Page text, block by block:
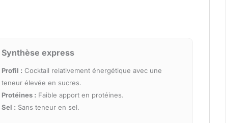
Synthèse express
Profil : Cocktail relativement énergétique avec une
teneur élevée en sucres.
Protéines : Faible apport en protéines.
Sel : Sans teneur en sel.